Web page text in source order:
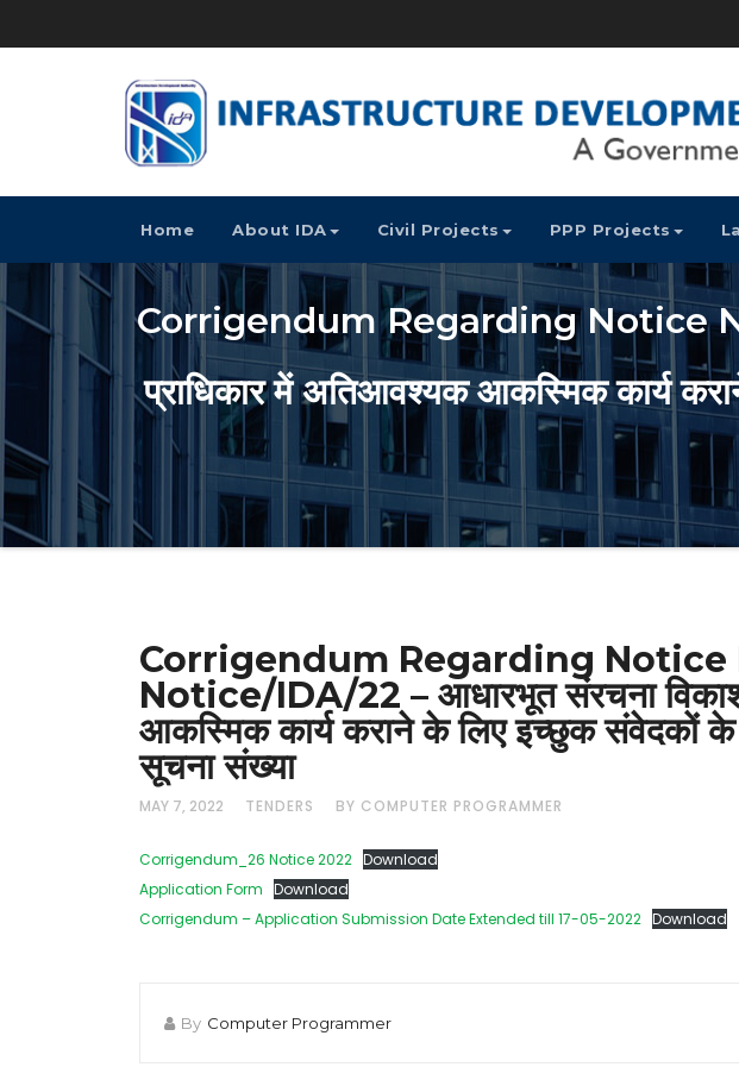
Home About IDA Civil Projects PPP Projects
Corrigendum Regarding Notice
प्राधिकार में अतिआवश्यक आकस्मिक कार्य
Corrigendum Regarding Notice
Notice/IDA/22 – आधारभूत संरचना
आकस्मिक कार्य कराने के लिए इच्छुक संवेदकों
सूचना संख्या
MAY 7, 2022 TENDERS BY COMPUTER PROGRAMMER
Corrigendum_26 Notice 2022 Download
Application Form Download
Corrigendum – Application Submission Date Extended till 17-05-2022 Download
By Computer Programmer